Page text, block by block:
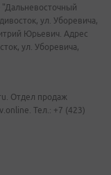
ул. Уборевича,
Юрьевич. Адрес
ул. Уборевича,
Отдел продаж
Тел.: +7 (423)